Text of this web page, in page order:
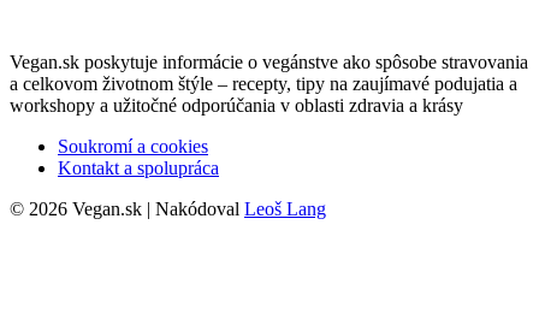
Vegan.sk poskytuje informácie o vegánstve ako spôsobe stravovania
a celkovom životnom štýle – recepty, tipy na zaujímavé podujatia a
workshopy a užitočné odporúčania v oblasti zdravia a krásy
Soukromí a cookies
Kontakt a spolupráca
© 2026 Vegan.sk | Nakódoval Leoš Lang